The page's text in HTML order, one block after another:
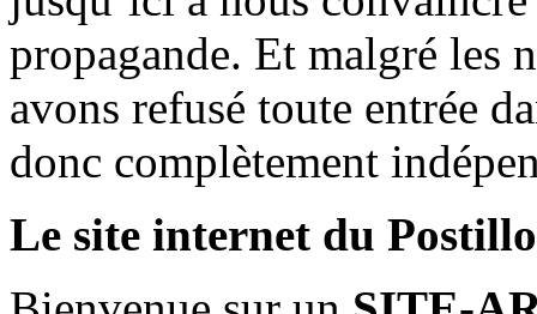
propagande. Et malgré les
avons refusé toute entrée
donc complètement
Le site internet du